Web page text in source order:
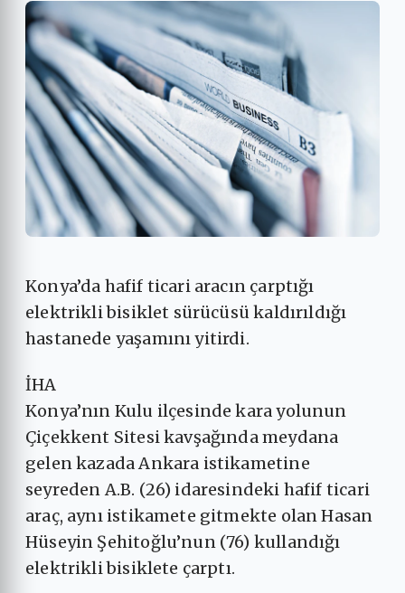
Konya’da hafif ticari aracın çarptığı
elektrikli bisiklet sürücüsü kaldırıldığı
hastanede yaşamını yitirdi.
İHA
Konya’nın Kulu ilçesinde kara yolunun
Çiçekkent Sitesi kavşağında meydana
gelen kazada Ankara istikametine
seyreden A.B. (26) idaresindeki hafif ticari
araç, aynı istikamete gitmekte olan Hasan
Hüseyin Şehitoğlu’nun (76) kullandığı
elektrikli bisiklete çarptı.